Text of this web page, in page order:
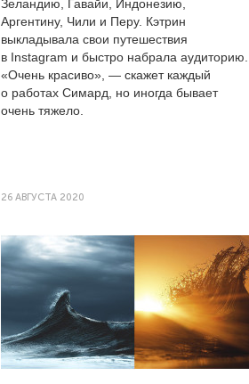
Зеландию, Гавайи, Индонезию,
Аргентину, Чили и Перу. Кэтрин
выкладывала свои путешествия
в Instagram и быстро набрала аудиторию.
«Очень красиво», — скажет каждый
о работах Симард, но иногда бывает
очень тяжело.
26 АВГУСТА 2020